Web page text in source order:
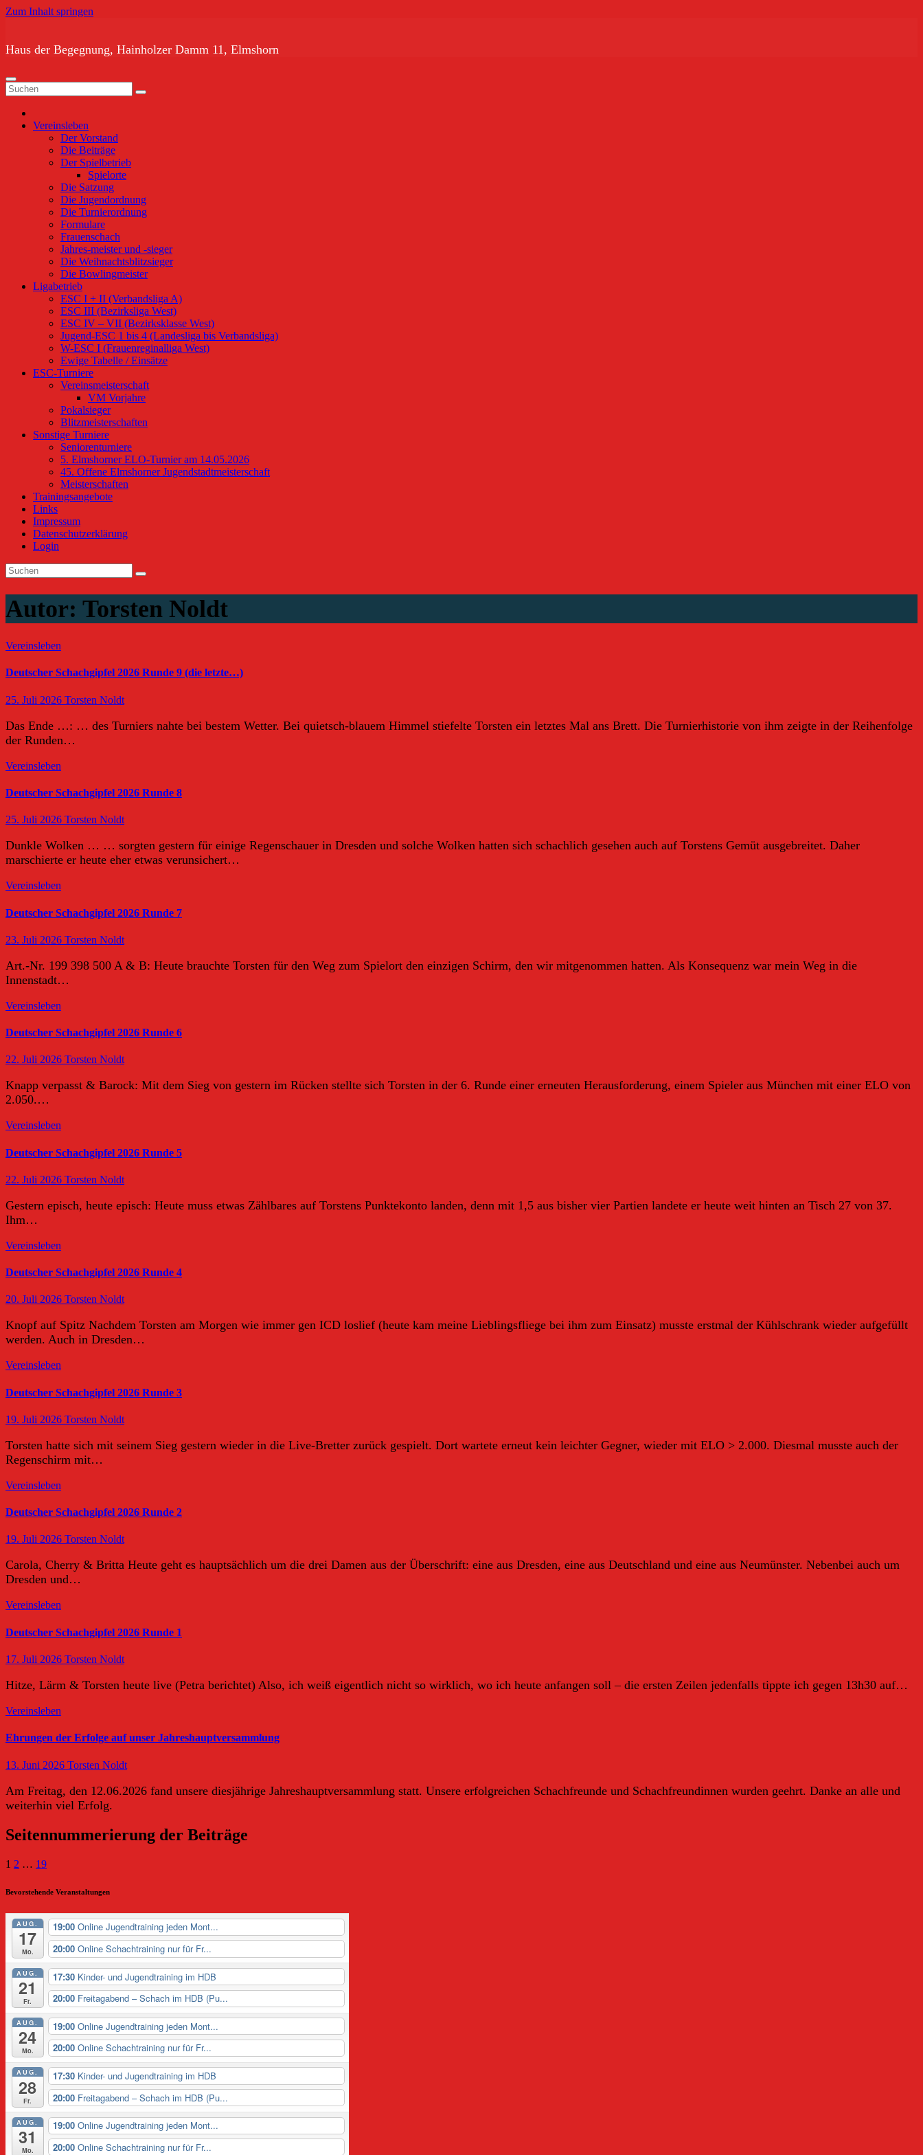
Zum Inhalt springen
Haus der Begegnung, Hainholzer Damm 11, Elmshorn
Vereinsleben
Der Vorstand
Die Beiträge
Der Spielbetrieb
Spielorte
Die Satzung
Die Jugendordnung
Die Turnierordnung
Formulare
Frauenschach
Jahres-meister und -sieger
Die Weihnachtsblitzsieger
Die Bowlingmeister
Ligabetrieb
ESC I + II (Verbandsliga A)
ESC III (Bezirksliga West)
ESC IV – VII (Bezirksklasse West)
Jugend-ESC 1 bis 4 (Landesliga bis Verbandsliga)
W-ESC I (Frauenreginalliga West)
Ewige Tabelle / Einsätze
ESC-Turniere
Vereinsmeisterschaft
VM Vorjahre
Pokalsieger
Blitzmeisterschaften
Sonstige Turniere
Seniorenturniere
5. Elmshorner ELO-Turnier am 14.05.2026
45. Offene Elmshorner Jugendstadtmeisterschaft
Meisterschaften
Trainingsangebote
Links
Impressum
Datenschutzerklärung
Login
Autor: Torsten Noldt
Vereinsleben
Deutscher Schachgipfel 2026 Runde 9 (die letzte…)
25. Juli 2026 Torsten Noldt
Das Ende …: … des Turniers nahte bei bestem Wetter. Bei quietsch-blauem Himmel stiefelte Torsten ein letztes Mal ans Brett. Die Turnierhistorie von ihm zeigte in der Reihenfolge
der Runden…
Vereinsleben
Deutscher Schachgipfel 2026 Runde 8
25. Juli 2026 Torsten Noldt
Dunkle Wolken … … sorgten gestern für einige Regenschauer in Dresden und solche Wolken hatten sich schachlich gesehen auch auf Torstens Gemüt ausgebreitet. Daher
marschierte er heute eher etwas verunsichert…
Vereinsleben
Deutscher Schachgipfel 2026 Runde 7
23. Juli 2026 Torsten Noldt
Art.-Nr. 199 398 500 A & B: Heute brauchte Torsten für den Weg zum Spielort den einzigen Schirm, den wir mitgenommen hatten. Als Konsequenz war mein Weg in die
Innenstadt…
Vereinsleben
Deutscher Schachgipfel 2026 Runde 6
22. Juli 2026 Torsten Noldt
Knapp verpasst & Barock: Mit dem Sieg von gestern im Rücken stellte sich Torsten in der 6. Runde einer erneuten Herausforderung, einem Spieler aus München mit einer ELO von
2.050.…
Vereinsleben
Deutscher Schachgipfel 2026 Runde 5
22. Juli 2026 Torsten Noldt
Gestern episch, heute episch: Heute muss etwas Zählbares auf Torstens Punktekonto landen, denn mit 1,5 aus bisher vier Partien landete er heute weit hinten an Tisch 27 von 37.
Ihm…
Vereinsleben
Deutscher Schachgipfel 2026 Runde 4
20. Juli 2026 Torsten Noldt
Knopf auf Spitz Nachdem Torsten am Morgen wie immer gen ICD loslief (heute kam meine Lieblingsfliege bei ihm zum Einsatz) musste erstmal der Kühlschrank wieder aufgefüllt
werden. Auch in Dresden…
Vereinsleben
Deutscher Schachgipfel 2026 Runde 3
19. Juli 2026 Torsten Noldt
Torsten hatte sich mit seinem Sieg gestern wieder in die Live-Bretter zurück gespielt. Dort wartete erneut kein leichter Gegner, wieder mit ELO > 2.000. Diesmal musste auch der
Regenschirm mit…
Vereinsleben
Deutscher Schachgipfel 2026 Runde 2
19. Juli 2026 Torsten Noldt
Carola, Cherry & Britta Heute geht es hauptsächlich um die drei Damen aus der Überschrift: eine aus Dresden, eine aus Deutschland und eine aus Neumünster. Nebenbei auch um
Dresden und…
Vereinsleben
Deutscher Schachgipfel 2026 Runde 1
17. Juli 2026 Torsten Noldt
Hitze, Lärm & Torsten heute live (Petra berichtet) Also, ich weiß eigentlich nicht so wirklich, wo ich heute anfangen soll – die ersten Zeilen jedenfalls tippte ich gegen 13h30 auf…
Vereinsleben
Ehrungen der Erfolge auf unser Jahreshauptversammlung
13. Juni 2026 Torsten Noldt
Am Freitag, den 12.06.2026 fand unsere diesjährige Jahreshauptversammlung statt. Unsere erfolgreichen Schachfreunde und Schachfreundinnen wurden geehrt. Danke an alle und
weiterhin viel Erfolg.
Seitennummerierung der Beiträge
1 2 … 19
Bevorstehende Veranstaltungen
AUG.
17
Mo.
19:00 Online Jugendtraining jeden Mont...
20:00 Online Schachtraining nur für Fr...
AUG.
21
Fr.
17:30 Kinder- und Jugendtraining im HDB
20:00 Freitagabend – Schach im HDB (Pu...
AUG.
24
Mo.
19:00 Online Jugendtraining jeden Mont...
20:00 Online Schachtraining nur für Fr...
AUG.
28
Fr.
17:30 Kinder- und Jugendtraining im HDB
20:00 Freitagabend – Schach im HDB (Pu...
AUG.
31
Mo.
19:00 Online Jugendtraining jeden Mont...
20:00 Online Schachtraining nur für Fr...